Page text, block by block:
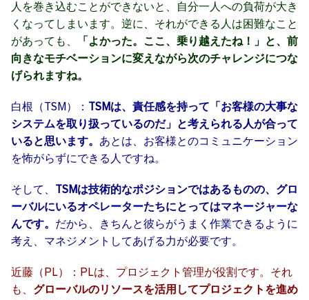
人を巻き込むことができないと、自分一人への負荷が大き
くなってしまいます。逆に、それができる人は困難なこと
があっても、
「よかった。ここ、乗り越えたね！」と、前
向きなモチベーションに変えながら次のチャレンジにつな
げられますね。
白根（TSM）： TSMは、責任感を持って「お客様の大事な
システムを取り扱っているのだ」と考えられる人が合って
いると思います。 あとは、お客様とのコミュニケーション
を怖がらずにできる人ですね。
そして、 TSMは技術的なポジションではあるものの、グロ
ーバルにいるオペレーターたちにとってはマネージャーな
んです。 だから、きちんと彼らがうまく作業できるように
考え、マネジメントしてあげる力が必要です。
近藤（PL）：PLは、プロジェクト管理が役割です。それ
も、 グローバルのリソースを活用してプロジェクトを進め